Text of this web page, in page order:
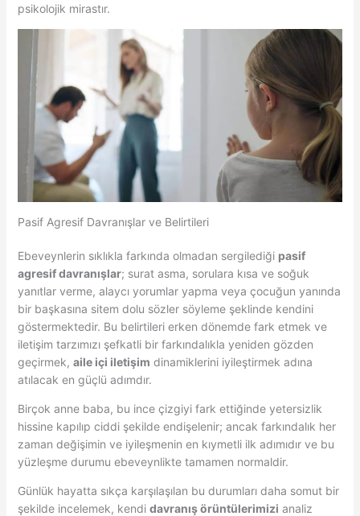
psikolojik mirastır.
Pasif Agresif Davranışlar ve Belirtileri
Ebeveynlerin sıklıkla farkında olmadan sergilediği pasif
agresif davranışlar; surat asma, sorulara kısa ve soğuk
yanıtlar verme, alaycı yorumlar yapma veya çocuğun yanında
bir başkasına sitem dolu sözler söyleme şeklinde kendini
göstermektedir. Bu belirtileri erken dönemde fark etmek ve
iletişim tarzımızı şefkatli bir farkındalıkla yeniden gözden
geçirmek, aile içi iletişim dinamiklerini iyileştirmek adına
atılacak en güçlü adımdır.
Birçok anne baba, bu ince çizgiyi fark ettiğinde yetersizlik
hissine kapılıp ciddi şekilde endişelenir; ancak farkındalık her
zaman değişimin ve iyileşmenin en kıymetli ilk adımıdır ve bu
yüzleşme durumu ebeveynlikte tamamen normaldir.
Günlük hayatta sıkça karşılaşılan bu durumları daha somut bir
şekilde incelemek, kendi davranış örüntülerimizi analiz